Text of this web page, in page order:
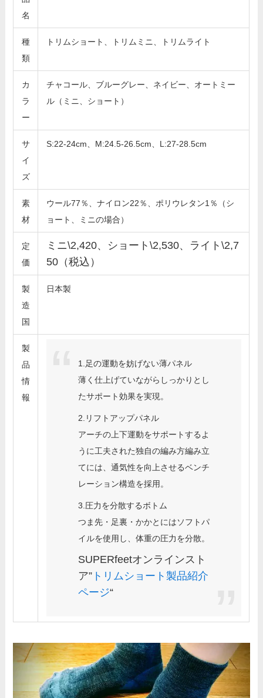
名
種
類
トリムショート、トリムミニ、トリムライト
カ
ラ
ー
チャコール、ブルーグレー、ネイビー、オートミー
ル（ミニ、ショート）
サ
イ
ズ
S:22-24cm、M:24.5-26.5cm、L:27-28.5cm
素
材
ウール77％、ナイロン22％、ポリウレタン1％（シ
ョート、ミニの場合）
定
価
ミニ\2,420、ショート\2,530、ライト\2,7
50（税込）
製
造
国
日本製
製
品
情
報
1.足の運動を妨げない薄パネル
薄く仕上げていながらしっかりとし
たサポート効果を実現。
2.リフトアップパネル
アーチの上下運動をサポートするよ
うに工夫された独自の編み方編み立
てには、通気性を向上させるベンチ
レーション構造を採用。
3.圧力を分散するボトム
つま先・足裏・かかとにはソフトパ
イルを使用し、体重の圧力を分散。
SUPERfeetオンラインスト
ア”トリムショート製品紹介
ページ“